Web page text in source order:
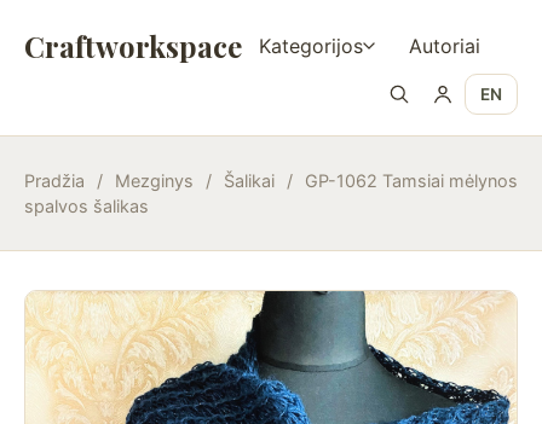
Craftworkspace Kategorijos Autoriai
EN
Pradžia / Mezginys / Šalikai /
GP-1062 Tamsiai mėlynos
spalvos šalikas